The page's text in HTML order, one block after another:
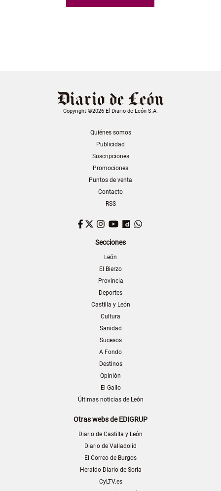
Copyright ©2026 El Diario de León S.A.
Quiénes somos
Publicidad
Suscripciones
Promociones
Puntos de venta
Contacto
RSS
Facebook
TwitterInstagram
YouTubeDailymotion
Secciones
León
El Bierzo
Provincia
Deportes
Castilla y León
Cultura
Sanidad
Sucesos
A Fondo
Destinos
Opinión
El Gallo
Últimas noticias de León
Otras webs de EDIGRUP
Diario de Castilla y León
Diario de Valladolid
El Correo de Burgos
Heraldo-Diario de Soria
CyLTV.es